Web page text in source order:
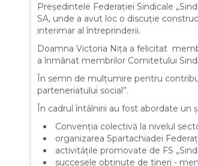
Președintele Federației Sindicale
SA, unde a avut loc o discuție
interimar al întreprinderii.
Doamna Victoria Nița a felicitat
a înmânat membrilor Comitetului
În semn de mulțumire pentru
parteneriatului social”.
În cadrul întâlnirii au fost abordate un
Convenția colectivă la nivelul
organizarea Spartachiadei
activitățile promovate de FS
succesele obținute de tineri -